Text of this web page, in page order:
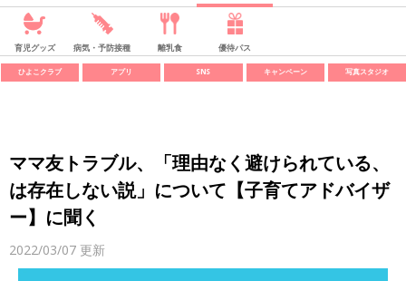
育児グッズ 病気・予防接種 離乳食 優待パス
ひよこクラブ アプリ SNS キャンペーン 写真スタジオ
ママ友トラブル、「理由なく避けられている、
は存在しない説」について【子育てアドバイザ
ー】に聞く
2022/03/07 更新